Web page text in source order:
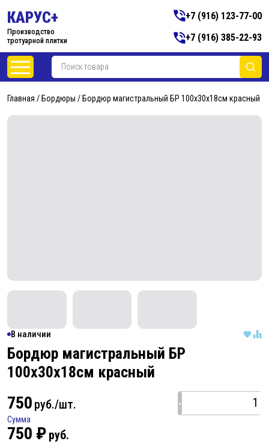
КАРУС+
Производство
тротуарной плитки
+7 (916) 123-77-00
+7 (916) 385-22-93
Главная / Бордюры / Бордюр магистральный БР 100х30х18см красный
В наличии
Бордюр магистральный БР
100х30х18см красный
750 руб./шт. -
Сумма
750 ₽ руб.